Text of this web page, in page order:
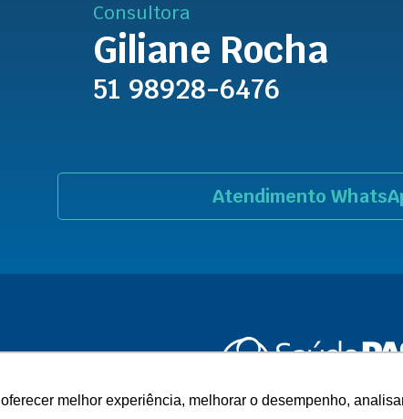
melhor experiência, melhorar o desempenho,
Consultora
Giliane Rocha
51 98928-6476
Atendimento